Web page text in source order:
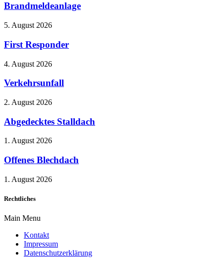
Brandmeldeanlage
5. August 2026
First Responder
4. August 2026
Verkehrsunfall
2. August 2026
Abgedecktes Stalldach
1. August 2026
Offenes Blechdach
1. August 2026
Rechtliches
Main Menu
Kontakt
Impressum
Datenschutzerklärung